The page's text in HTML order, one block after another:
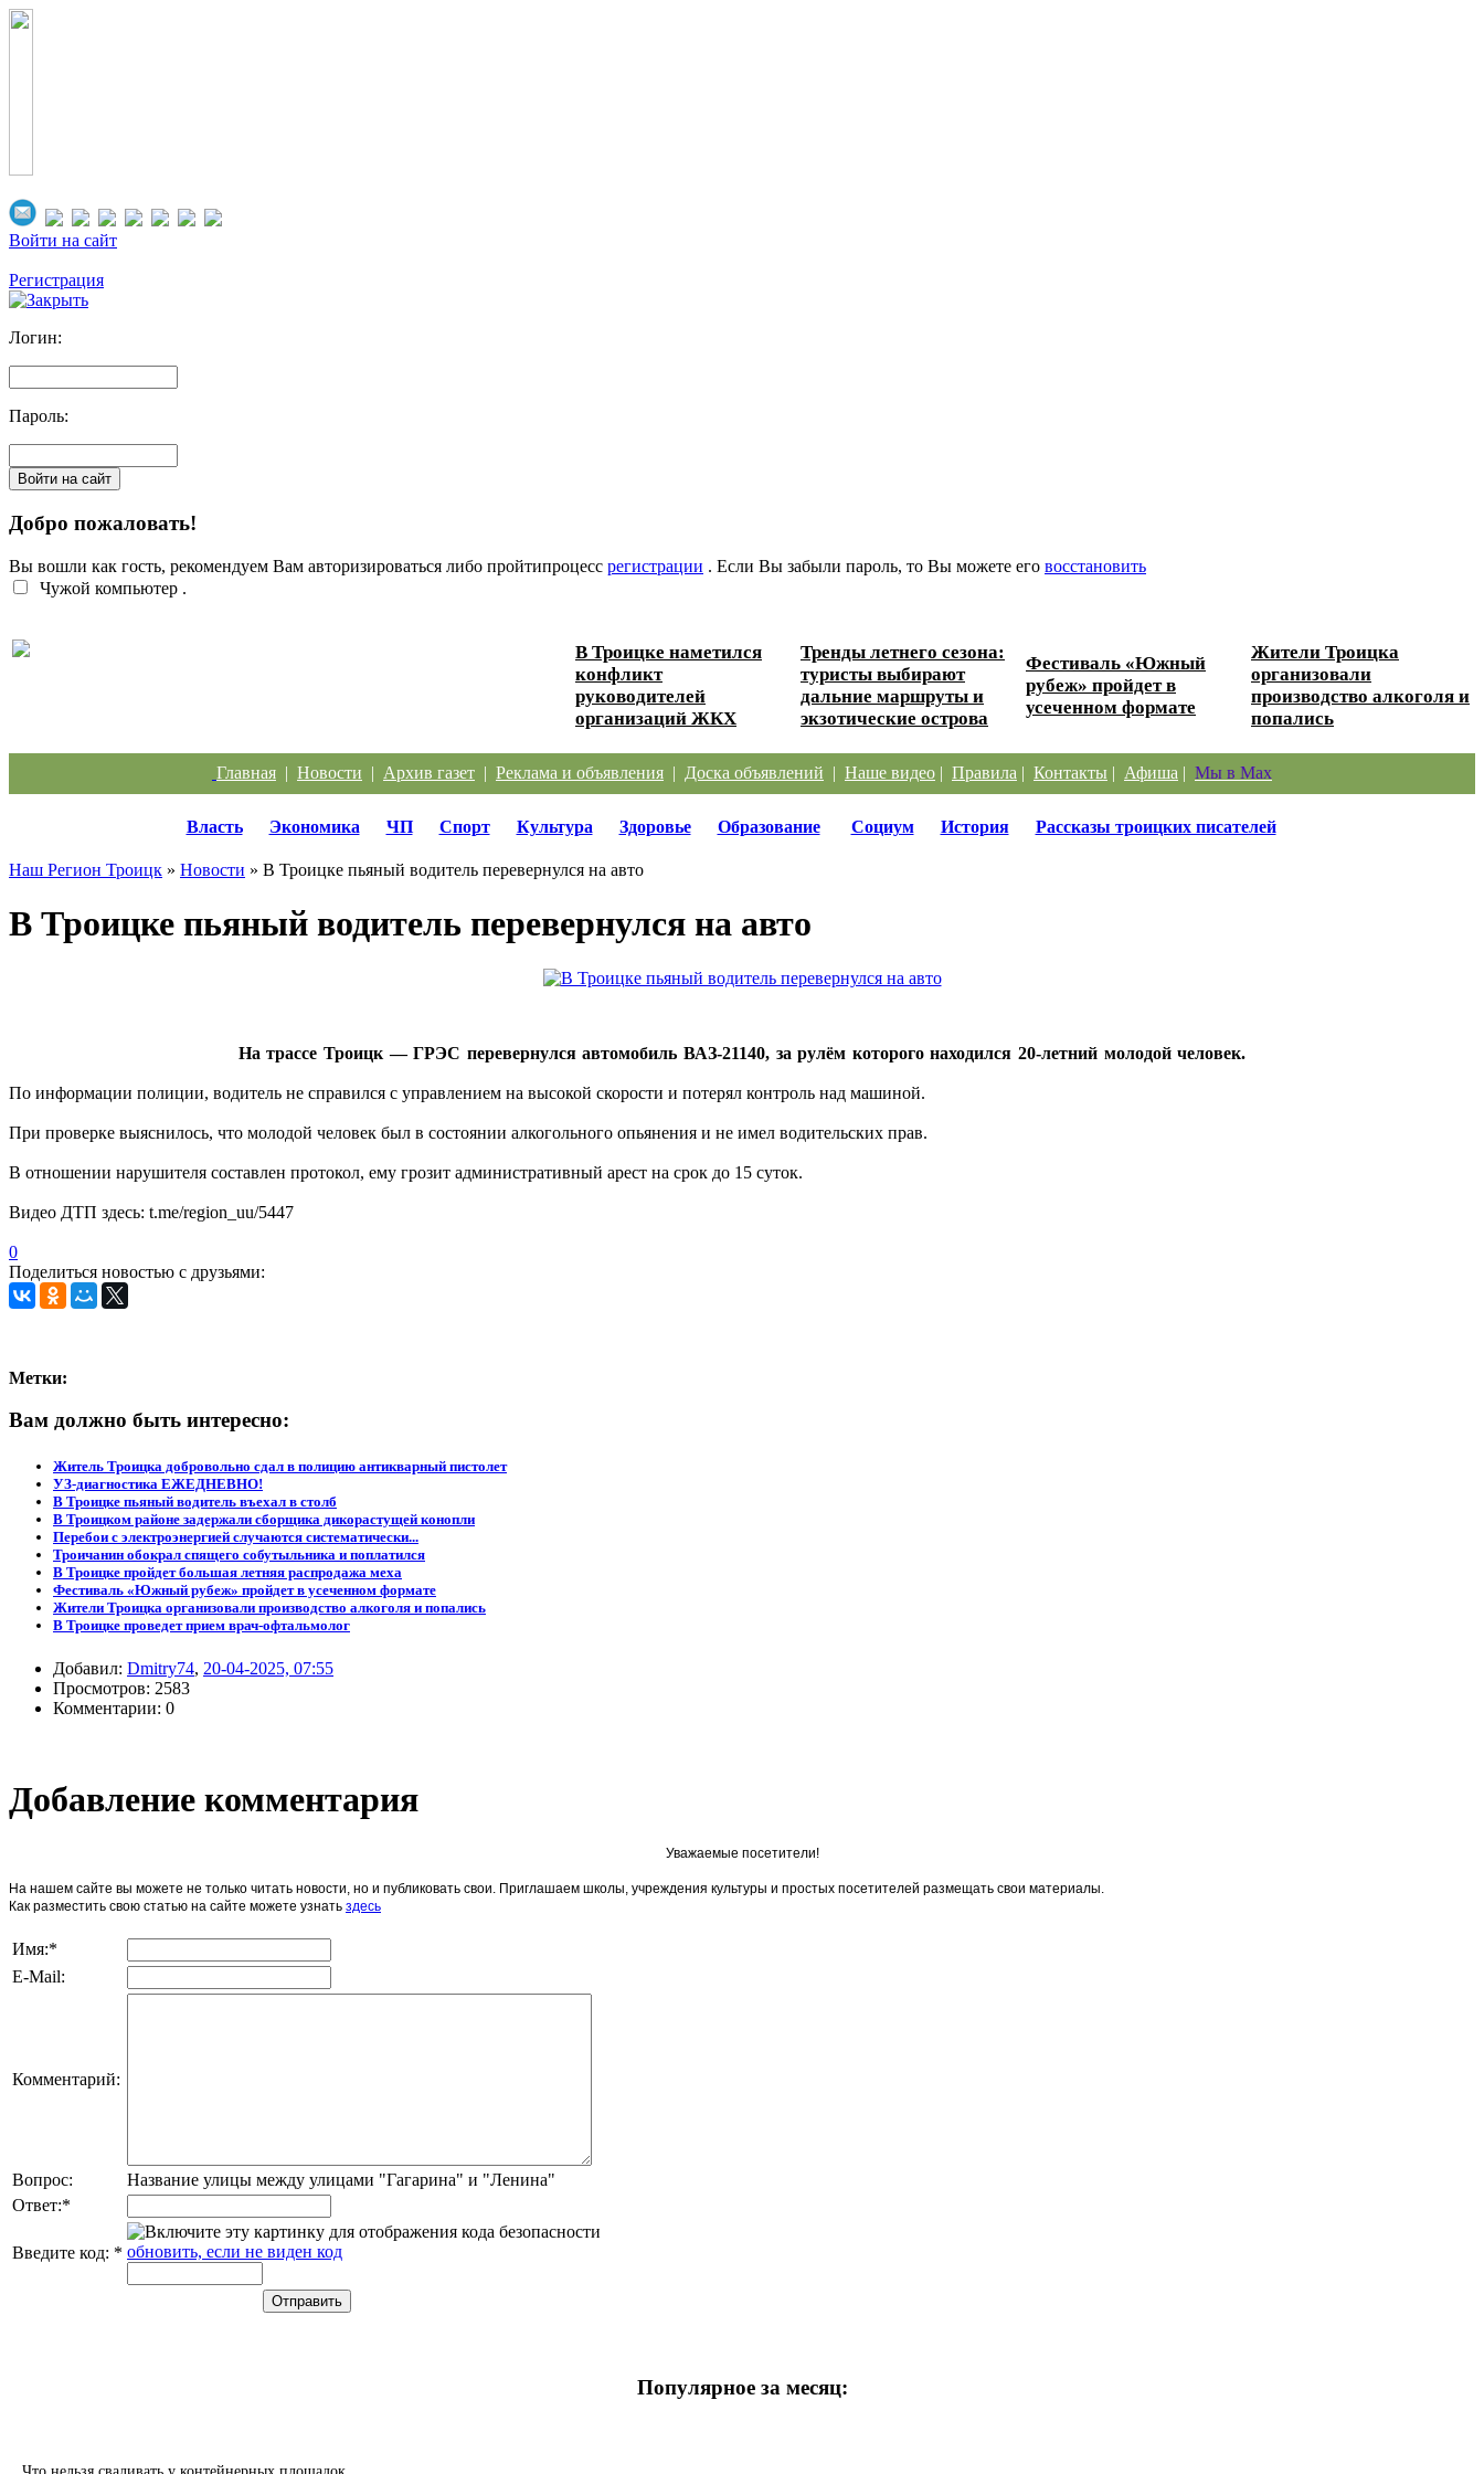
Войти на сайт
Регистрация
Логин:
Пароль:
Добро пожаловать!
Вы вошли как гость, рекомендуем Вам авторизироваться либо пройтипроцесс регистрации . Если Вы забыли пароль, то Вы можете его восстановить
Чужой компьютер .
В Троицке наметился
конфликт
руководителей
организаций ЖКХ
Тренды летнего сезона:
туристы выбирают
дальние маршруты и
экзотические острова
Фестиваль «Южный
рубеж» пройдет в
усеченном формате
Жители Троицка
организовали
производство алкоголя и
попались
Главная | Новости | Архив газет | Реклама и объявления | Доска объявлений | Наше видео | Правила | Контакты | Афиша | Мы в Max
Власть Экономика ЧП Спорт Культура Здоровье Образование Социум История Рассказы троицких писателей
Наш Регион Троицк » Новости » В Троицке пьяный водитель перевернулся на авто
В Троицке пьяный водитель перевернулся на авто
На трассе Троицк — ГРЭС перевернулся автомобиль ВАЗ-21140, за рулём которого находился 20-летний молодой человек.
По информации полиции, водитель не справился с управлением на высокой скорости и потерял контроль над машиной.
При проверке выяснилось, что молодой человек был в состоянии алкогольного опьянения и не имел водительских прав.
В отношении нарушителя составлен протокол, ему грозит административный арест на срок до 15 суток.
Видео ДТП здесь: t.me/region_uu/5447
0
Поделиться новостью с друзьями:
Метки:
Вам должно быть интересно:
Житель Троицка добровольно сдал в полицию антикварный пистолет
УЗ-диагностика ЕЖЕДНЕВНО!
В Троицке пьяный водитель въехал в столб
В Троицком районе задержали сборщика дикорастущей конопли
Перебои с электроэнергией случаются систематически...
Троичанин обокрал спящего собутыльника и поплатился
В Троицке пройдет большая летняя распродажа меха
Фестиваль «Южный рубеж» пройдет в усеченном формате
Жители Троицка организовали производство алкоголя и попались
В Троицке проведет прием врач-офтальмолог
Добавил: Dmitry74, 20-04-2025, 07:55
Просмотров: 2583
Комментарии: 0
Добавление комментария
Уважаемые посетители!
На нашем сайте вы можете не только читать новости, но и публиковать свои. Приглашаем школы, учреждения культуры и простых посетителей размещать свои материалы.
Как разместить свою статью на сайте можете узнать здесь
Имя:*
E-Mail:
Комментарий:
Вопрос:
Название улицы между улицами "Гагарина" и "Ленина"
Ответ:*
Введите код: * обновить, если не виден код
Популярное за месяц: